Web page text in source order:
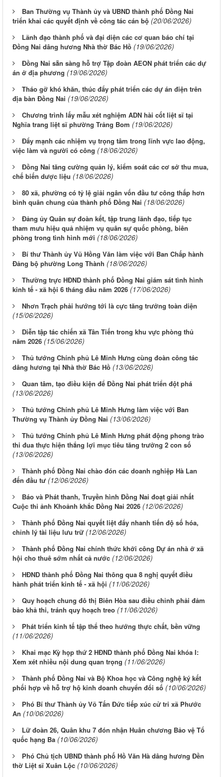
Ban Thường vụ Thành ủy và UBND thành phố Đồng Nai
triển khai các quyết định về công tác cán bộ (20/06/2026)
Lãnh đạo thành phố và đại diện các cơ quan báo chí tại
Đồng Nai dâng hương Nhà thờ Bác Hồ (19/06/2026)
Đồng Nai sẵn sàng hỗ trợ Tập đoàn AEON phát triển các dự
án ở địa phương (19/06/2026)
Tháo gỡ khó khăn, thúc đẩy phát triển các dự án điện trên
địa bàn Đồng Nai (19/06/2026)
Chương trình lấy mẫu xét nghiệm ADN hài cốt liệt sĩ tại
Nghĩa trang liệt sĩ phường Trảng Bom (19/06/2026)
Đẩy mạnh các nhiệm vụ trọng tâm trong lĩnh vực lao động,
việc làm và người có công (18/06/2026)
Đồng Nai tăng cường quản lý, kiểm soát các cơ sở thu mua,
chế biến dược liệu (18/06/2026)
80 xã, phường có tỷ lệ giải ngân vốn đầu tư công thấp hơn
bình quân chung của thành phố Đồng Nai (18/06/2026)
Đảng ủy Quân sự đoàn kết, tập trung lãnh đạo, tiếp tục
tham mưu hiệu quả nhiệm vụ quân sự quốc phòng, biên
phòng trong tình hình mới (18/06/2026)
Bí thư Thành ủy Vũ Hồng Văn làm việc với Ban Chấp hành
Đảng bộ phường Long Thành (18/06/2026)
Thường trực HĐND thành phố Đồng Nai giám sát tình hình
kinh tế - xã hội 6 tháng đầu năm 2026 (17/06/2026)
Nhơn Trạch phải hướng tới là cực tăng trưởng toàn diện
(15/06/2026)
Diễn tập tác chiến xã Tân Tiến trong khu vực phòng thủ
năm 2026 (15/06/2026)
Thủ tướng Chính phủ Lê Minh Hưng cùng đoàn công tác
dâng hương tại Nhà thờ Bác Hồ (13/06/2026)
Quan tâm, tạo điều kiện để Đồng Nai phát triển đột phá
(13/06/2026)
Thủ tướng Chính phủ Lê Minh Hưng làm việc với Ban
Thường vụ Thành ủy Đồng Nai (13/06/2026)
Thủ tướng Chính phủ Lê Minh Hưng phát động phong trào
thi đua thực hiện thắng lợi mục tiêu tăng trưởng 2 con số
(13/06/2026)
Thành phố Đồng Nai chào đón các doanh nghiệp Hà Lan
đến đầu tư (12/06/2026)
Báo và Phát thanh, Truyền hình Đồng Nai đoạt giải nhất
Cuộc thi ảnh Khoảnh khắc Đồng Nai 2026 (12/06/2026)
Thành phố Đồng Nai quyết liệt đẩy nhanh tiến độ số hóa,
chỉnh lý tài liệu lưu trữ (12/06/2026)
Thành phố Đồng Nai chính thức khởi công Dự án nhà ở xã
hội cho thuê sớm nhất cả nước (12/06/2026)
HĐND thành phố Đồng Nai thông qua 8 nghị quyết điều
hành phát triển kinh tế - xã hội (11/06/2026)
Quy hoạch chung đô thị Biên Hòa sau điều chỉnh phải đảm
bảo khả thi, tránh quy hoạch treo (11/06/2026)
Phát triển kinh tế tập thể theo hướng thực chất, bền vững
(11/06/2026)
Khai mạc Kỳ họp thứ 2 HĐND thành phố Đồng Nai khóa I:
Xem xét nhiều nội dung quan trọng (11/06/2026)
Thành phố Đồng Nai và Bộ Khoa học và Công nghệ ký kết
phối hợp về hỗ trợ hộ kinh doanh chuyển đổi số (10/06/2026)
Phó Bí thư Thành ủy Võ Tấn Đức tiếp xúc cử tri xã Phước
An (10/06/2026)
Lữ đoàn 26, Quân khu 7 đón nhận Huân chương Bảo vệ Tổ
quốc hạng Ba (10/06/2026)
Phó Chủ tịch UBND thành phố Hồ Văn Hà dâng hương Đền
thờ Liệt sĩ Xuân Lộc (10/06/2026)